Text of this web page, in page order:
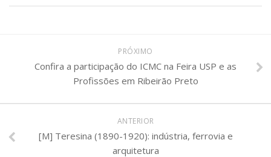
PRÓXIMO
Confira a participação do ICMC na Feira USP e as
Profissões em Ribeirão Preto
ANTERIOR
[M] Teresina (1890-1920): indústria, ferrovia e
arquitetura